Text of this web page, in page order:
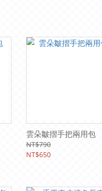
雲朵皺摺手把兩用包
NT$790
NT$650